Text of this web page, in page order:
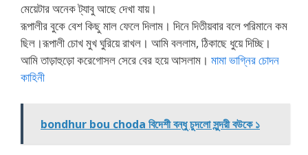
মেয়েটার অনেক ট্যাবু আছে দেখা যায়।
রূপালীর বুকে বেশ কিছু মাল ফেলে দিলাম। দিনে দিতীয়বার বলে পরিমানে কম
ছিল।রূপালী চোখ মুখ ঘুরিয়ে রাখল। আমি বললাম, ঠিকাছে ধুয়ে দিচ্ছি।
আমি তাড়াহুড়ো করেগোসল সেরে বের হয়ে আসলাম। মামা ভাগ্নির চোদন
কাহিনী
bondhur bou choda বিদেশী বন্ধু চুদলো সুন্দরী বউকে ১